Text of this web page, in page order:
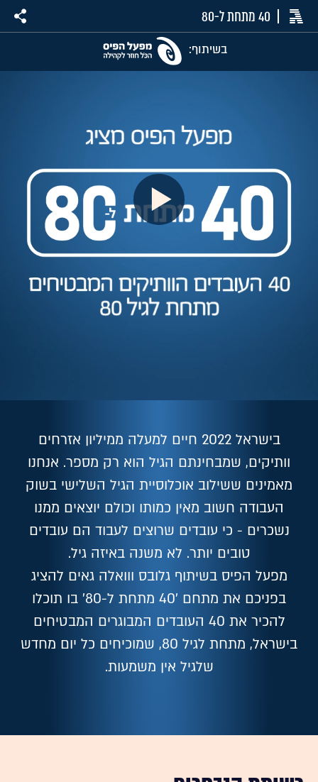
40 מתחת ל-80
בשיתוף:
בישראל 2022 חיים למעלה ממיליון אזרחים
וותיקים, שמבחינתם הגיל הוא רק מספר. אנחנו
מאמינים ששילוב אוכלוסיית הגיל השלישי בשוק
העבודה חשוב מאין כמותו וכולם יוצאים ממנו
נשכרים - כי עובדים שרוצים לעבוד הם עובדים
טובים יותר. לא משנה באיזה גיל.
מפעל הפיס בשיתוף גלובס ווואלה גאים להציג
בפניכם את מתחם '40 מתחת ל-80' בו תוכלו
להכיר את 40 העובדים המבוגרים המבטיחים
בישראל, מתחת לגיל 80, שמוכיחים כל יום מחדש
שלגיל אין משמעות.